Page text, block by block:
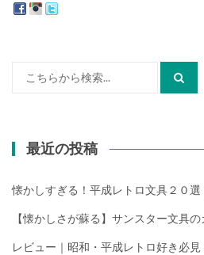
最近の投稿
懐かしすぎる！平成レトロ文具２０選
【懐かしさが蘇る】サンスター文具
レビュー｜昭和・平成レトロ好き必見